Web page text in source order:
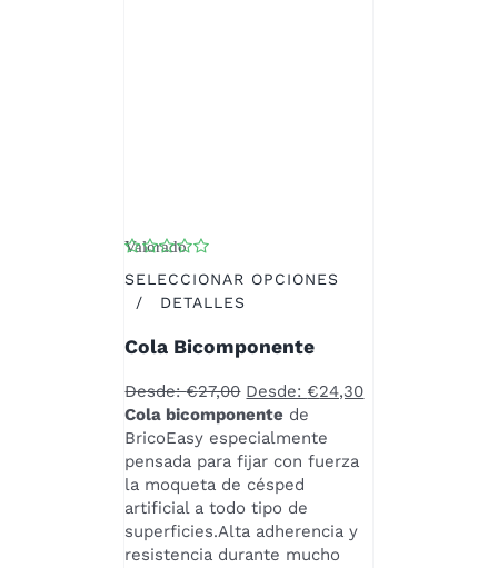
Valorado
SELECCIONAR OPCIONES
ESTE
TIENE
VARIANTES.
LAS
OPCIONES
SE
PUEDEN
ELEGIR
EN
LA
/ DETALLES
Cola Bicomponente
Desde:€27,00 Desde: €24,30
Cola bicomponente de
BricoEasy especialmente
pensada para fijar con fuerza
la moqueta de césped
artificial a todo tipo de
superficies.Alta adherencia y
resistencia durante mucho